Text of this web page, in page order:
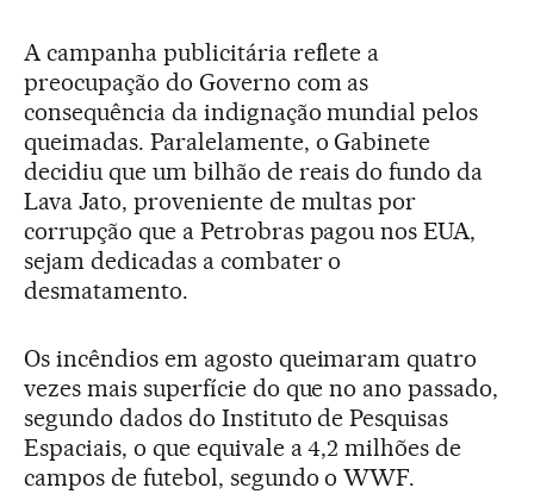
A campanha publicitária reflete a
preocupação do Governo com as
consequência da indignação mundial pelos
queimadas. Paralelamente, o Gabinete
decidiu que um bilhão de reais do fundo da
Lava Jato, proveniente de multas por
corrupção que a Petrobras pagou nos EUA,
sejam dedicadas a combater o
desmatamento.
Os incêndios em agosto queimaram quatro
vezes mais superfície do que no ano passado,
segundo dados do Instituto de Pesquisas
Espaciais, o que equivale a 4,2 milhões de
campos de futebol, segundo o WWF.